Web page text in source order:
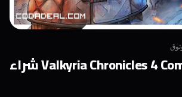
Valkyria Chronicles 4 Complete Edition شراء